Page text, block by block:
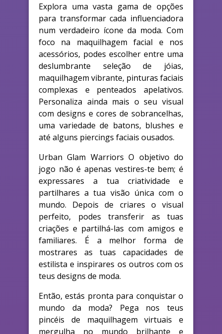
Explora uma vasta gama de opções
para transformar cada influenciadora
num verdadeiro ícone da moda. Com
foco na maquilhagem facial e nos
acessórios, podes escolher entre uma
deslumbrante seleção de jóias,
maquilhagem vibrante, pinturas faciais
complexas e penteados apelativos.
Personaliza ainda mais o seu visual
com designs e cores de sobrancelhas,
uma variedade de batons, blushes e
até alguns piercings faciais ousados.
Urban Glam Warriors O objetivo do
jogo não é apenas vestires-te bem; é
expressares a tua criatividade e
partilhares a tua visão única com o
mundo. Depois de criares o visual
perfeito, podes transferir as tuas
criações e partilhá-las com amigos e
familiares. É a melhor forma de
mostrares as tuas capacidades de
estilista e inspirares os outros com os
teus designs de moda.
Então, estás pronta para conquistar o
mundo da moda? Pega nos teus
pincéis de maquilhagem virtuais e
mergulha no mundo brilhante e